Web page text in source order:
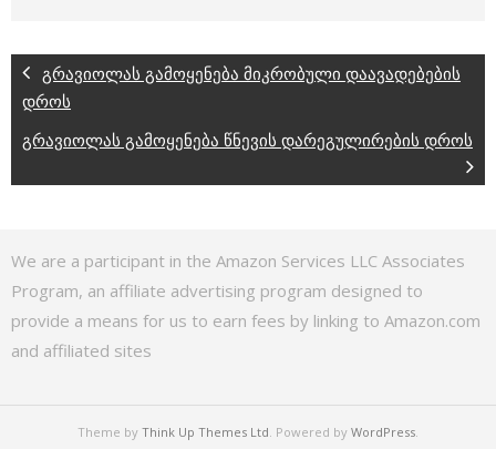
გრავიოლას გამოყენება მიკრობული დაავადებების
დროს
გრავიოლას გამოყენება წნევის დარეგულირების დროს
We are a participant in the Amazon Services LLC Associates
Program, an affiliate advertising program designed to
provide a means for us to earn fees by linking to Amazon.com
and affiliated sites
Theme by Think Up Themes Ltd. Powered by WordPress.